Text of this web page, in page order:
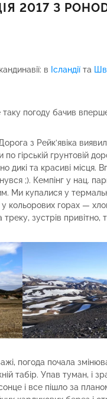
2017 З POHOD
в Ісландіїта
таку погоду бачив
з Рейк’явіка
гірській грунтовій
дикі та красиві місця.
;). Кемпінг у нац.
Ми купалися у
горах —
зустрів привітно,
погода почала
табір. Упав туман, і
і все пішло за